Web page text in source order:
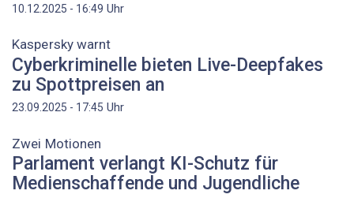
10.12.2025 - 16:49 Uhr
Kaspersky warnt
Cyberkriminelle bieten Live-Deepfakes
zu Spottpreisen an
23.09.2025 - 17:45 Uhr
Zwei Motionen
Parlament verlangt KI-Schutz für
Medienschaffende und Jugendliche